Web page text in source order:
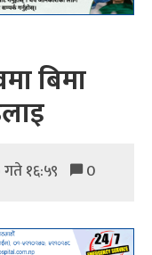
बिमा
१६:५९ 0